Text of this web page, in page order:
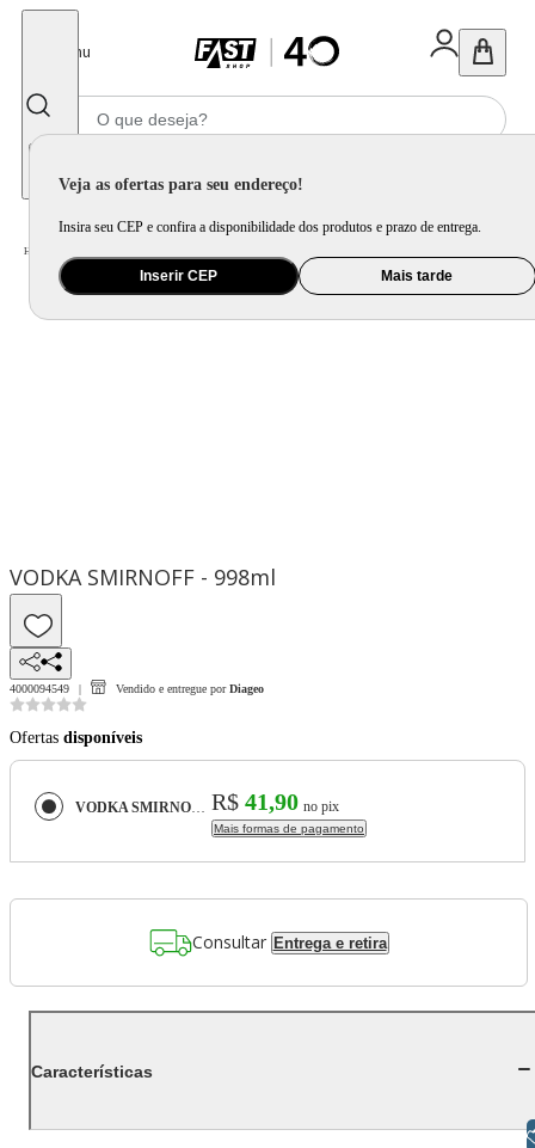
Menu
Veja as ofertas para seu endereço!
Insira seu CEP e confira a disponibilidade dos produtos e prazo de entrega.
Inserir CEP Mais tarde
Home
VODKA SMIRNOFF - 998ml
4000094549 Vendido e entregue por Diageo
Ofertas disponíveis
VODKA SMIRNOFF - 998ml R$ 41,90 no pix
Mais formas de pagamento
Consultar Entrega e retira
Características
Libras